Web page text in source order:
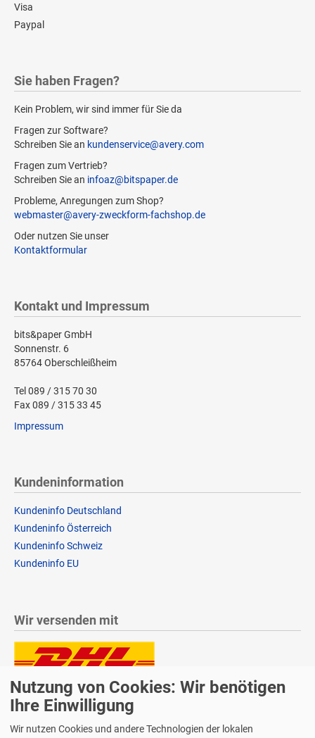
Visa
Paypal
Sie haben Fragen?
Kein Problem, wir sind immer für Sie da
Fragen zur Software?
Schreiben Sie an kundenservice@avery.com
Fragen zum Vertrieb?
Schreiben Sie an infoaz@bitspaper.de
Probleme, Anregungen zum Shop?
webmaster@avery-zweckform-fachshop.de
Oder nutzen Sie unser
Kontaktformular
Kontakt und Impressum
bits&paper GmbH
Sonnenstr. 6
85764 Oberschleißheim
Tel 089 / 315 70 30
Fax 089 / 315 33 45
Impressum
Kundeninformation
Kundeninfo Deutschland
Kundeninfo Österreich
Kundeninfo Schweiz
Kundeninfo EU
Wir versenden mit
Lieferung auch an Packstationen und Postfilialen
Samstagszustellung
Nutzung von Cookies: Wir benötigen
Ihre Einwilligung
Wir nutzen Cookies und andere Technologien der lokalen